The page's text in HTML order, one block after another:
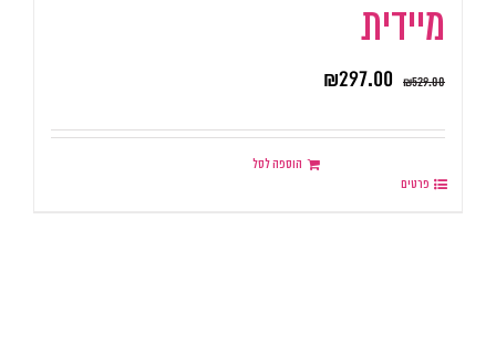
מיידית
₪529.00
₪297.00
הוספה לסל
פרטים